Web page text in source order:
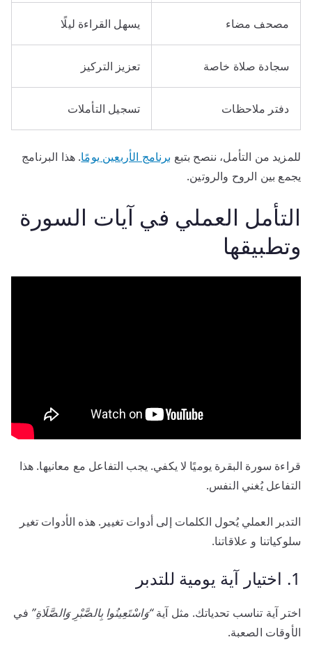
مصحف مضاء يسهل القراءة ليلًا
سجادة صلاة خاصة تعزيز التركيز
دفتر ملاحظات تسجيل التأملات
للمزيد من التأمل، ننصح بتبع برنامج الأربعين يومًا. هذا البرنامج
يجمع بين الروح والروتين.
التأمل العملي في آيات السورة
وتطبيقها
قراءة سورة البقرة يوميًا لا يكفي. يجب التفاعل مع معانيها. هذا
التفاعل يُغني النفس.
التدبر العملي يُحول الكلمات إلى أدوات تغيير. هذه الأدوات تغير
سلوكياتنا و علاقاتنا.
1. اختيار آية يومية للتدبر
اختر آية تناسب تحدياتك. مثل آية“وَاسْتَعِينُوا بِالصَّبْرِ وَالصَّلَاةِ” في
الأوقات الصعبة.